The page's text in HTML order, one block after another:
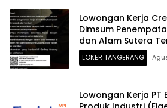
Lowongan Kerja
Dimsum
dan Alam Sutera
LOKER TANGERANG
Lowongan Kerja PT